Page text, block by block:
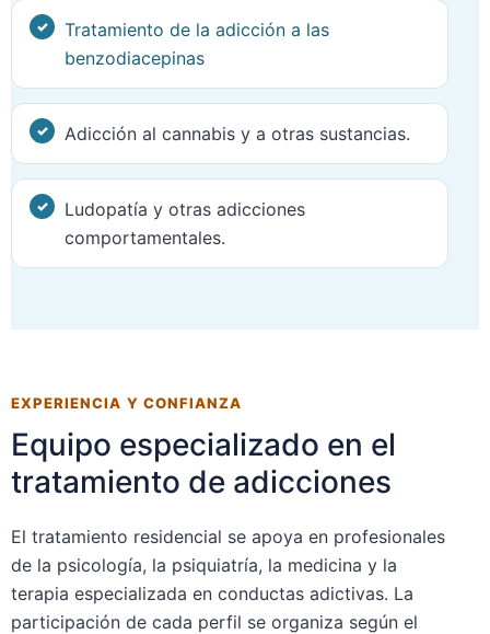
Tratamiento de la adicción a las
benzodiacepinas
Adicción al cannabis y a otras sustancias.
Ludopatía y otras adicciones
comportamentales.
EXPERIENCIA Y CONFIANZA
Equipo especializado en el
tratamiento de adicciones
El tratamiento residencial se apoya en profesionales
de la psicología, la psiquiatría, la medicina y la
terapia especializada en conductas adictivas. La
participación de cada perfil se organiza según el